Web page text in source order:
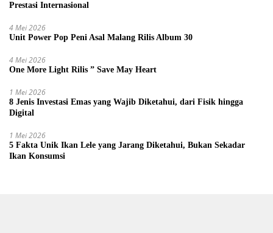
Prestasi Internasional
4 Mei 2026
Unit Power Pop Peni Asal Malang Rilis Album 30
4 Mei 2026
One More Light Rilis ” Save May Heart
1 Mei 2026
8 Jenis Investasi Emas yang Wajib Diketahui, dari Fisik hingga
Digital
1 Mei 2026
5 Fakta Unik Ikan Lele yang Jarang Diketahui, Bukan Sekadar
Ikan Konsumsi